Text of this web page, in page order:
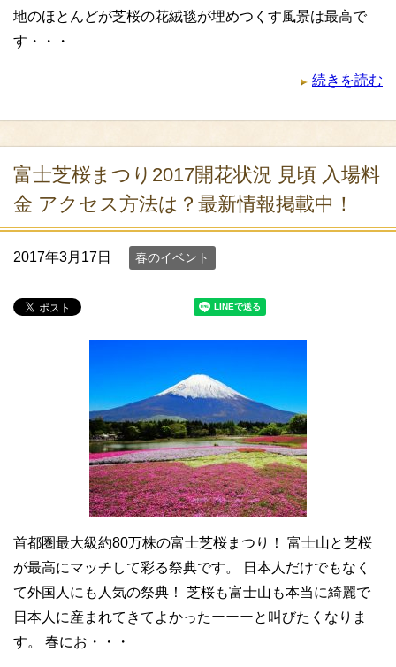
地のほとんどが芝桜の花絨毯が埋めつくす風景は最高で
す・・・
続きを読む
富士芝桜まつり2017開花状況 見頃 入場料
金 アクセス方法は？最新情報掲載中！
2017年3月17日 春のイベント
首都圏最大級約80万株の富士芝桜まつり！ 富士山と芝桜
が最高にマッチして彩る祭典です。 日本人だけでもなく
て外国人にも人気の祭典！ 芝桜も富士山も本当に綺麗で
日本人に産まれてきてよかったーーーと叫びたくなりま
す。 春にお・・・